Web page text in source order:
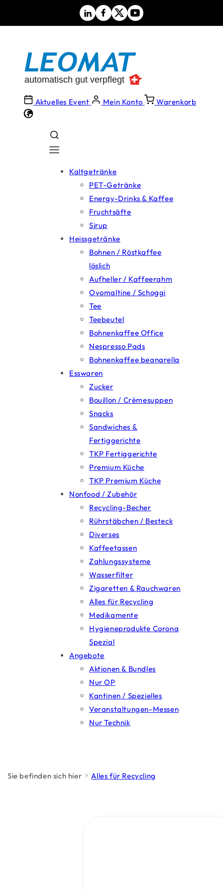
Aktuelles Event Mein Konto Warenkorb
Kaltgetränke
PET-Getränke
Energy-Drinks & Kaffee
Fruchtsäfte
Sirup
Heissgetränke
Bohnen / Röstkaffee
löslich
Aufheller / Kaffeerahm
Ovomaltine / Schoggi
Tee
Teebeutel
Bohnenkaffee Office
Nespresso Pads
Bohnenkaffee beanarella
Esswaren
Zucker
Bouillon / Crémesuppen
Snacks
Sandwiches &
Fertiggerichte
TKP Fertiggerichte
Premium Küche
TKP Premium Küche
Nonfood / Zubehör
Recycling-Becher
Rührstäbchen / Besteck
Diverses
Kaffeetassen
Zahlungssysteme
Wasserfilter
Zigaretten & Rauchwaren
Alles für Recycling
Medikamente
Hygieneprodukte Corona
Spezial
Angebote
Aktionen & Bundles
Nur OP
Kantinen / Spezielles
Veranstaltungen-Messen
Nur Technik
Sie befinden sich hier Alles für Recycling